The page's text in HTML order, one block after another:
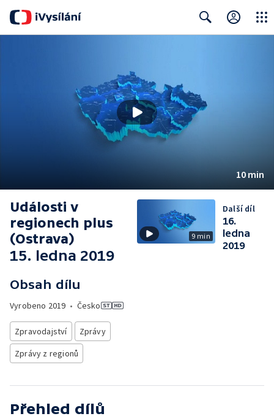
10 min
Události v
regionech plus
(Ostrava)
15. ledna 2019
Obsah dílu
Vyrobeno 2019 • Česko
Zpravodajství
Zprávy
Zprávy z regionů
9 min
Další díl
16.
ledna
2019
Přehled dílů